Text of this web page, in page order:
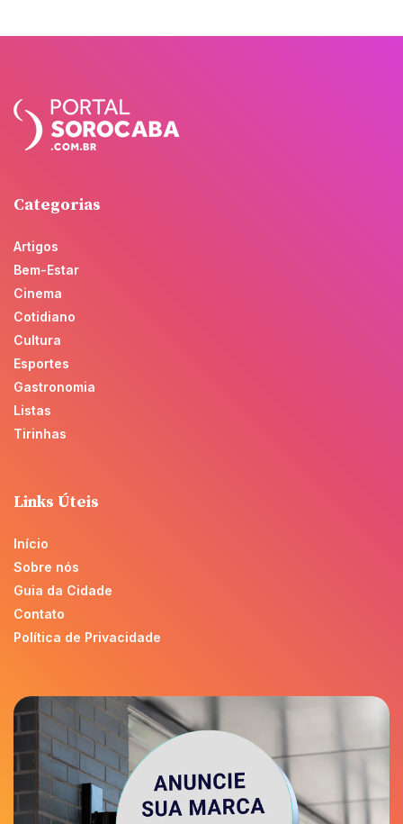
Categorias
Artigos
Bem-Estar
Cinema
Cotidiano
Cultura
Esportes
Gastronomia
Listas
Tirinhas
Links Úteis
Início
Sobre nós
Guia da Cidade
Contato
Política de Privacidade